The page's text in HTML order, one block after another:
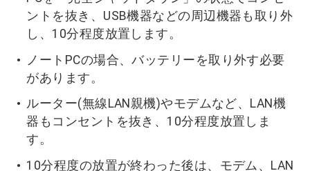
ントを抜き、USB機器などの周辺機器も取り外
し、10分程度放置します。
ノートPCの場合、バッテリーを取り外す必要
があります。
ルーター(無線LAN親機)やモデムなど、LAN機
器もコンセントを抜き、10分程度放置しま
す。
10分程度の放置が終わった後は、モデム、LAN